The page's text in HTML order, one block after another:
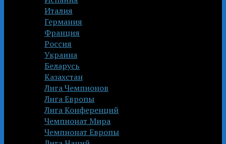
Италия
Германия
Франция
Россия
Украина
Беларусь
Казахстан
Лига Чемпионов
Лига Европы
Лига Конференций
Чемпионат Мира
Чемпионат Европы